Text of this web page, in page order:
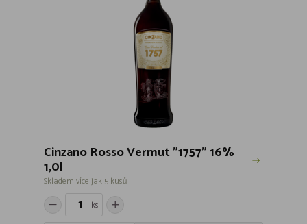
Cinzano Rosso Vermut "1757" 16%
1,0l
Skladem více jak 5 kusů
ks